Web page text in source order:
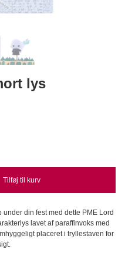
i kurv
lys
Tilføj til kurv
din fest med dette PME Lord
lavet af paraffinvoks med
placeret i tryllestaven for